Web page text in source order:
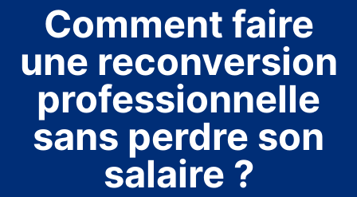
Comment faire
une reconversion
professionnelle
sans perdre son
salaire ?